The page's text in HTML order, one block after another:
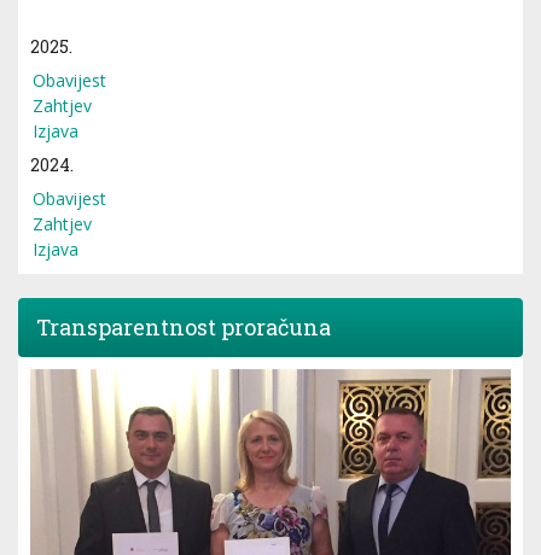
2025.
Obavijest
Zahtjev
Izjava
2024.
Obavijest
Zahtjev
Izjava
Transparentnost proračuna